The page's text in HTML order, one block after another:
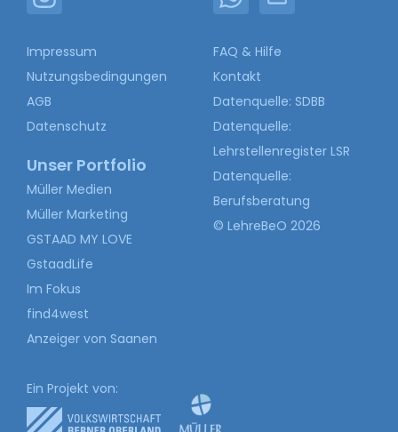
Impressum
Nutzungsbedingungen
AGB
Datenschutz
Unser Portfolio
Müller Medien
Müller Marketing
GSTAAD MY LOVE
GstaadLife
Im Fokus
find4west
Anzeiger von Saanen
FAQ & Hilfe
Kontakt
Datenquelle: SDBB
Datenquelle:
Lehrstellenregister LSR
Datenquelle:
Berufsberatung
© LehreBeO 2026
Ein Projekt von: